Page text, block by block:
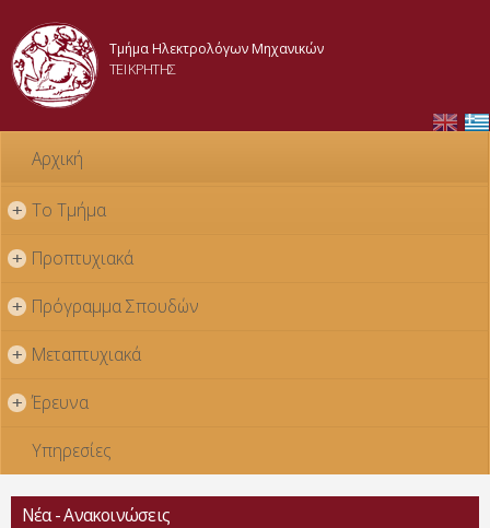
κυρίως
Τμήμα Ηλεκτρολόγων Μηχανικών
ΤΕΙ ΚΡΗΤΗΣ
Αρχική
+ Το Τμήμα
+ Προπτυχιακά
+ Πρόγραμμα Σπουδών
+ Μεταπτυχιακά
+ Έρευνα
Υπηρεσίες
Νέα - Ανακοινώσεις